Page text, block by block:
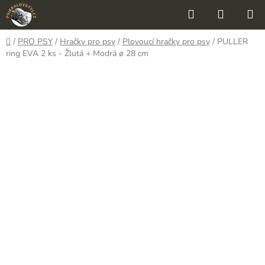
Přejít
na
obsah
Hledat
KOŠÍK
Domů
/ PRO PSY / Hračky pro psy / Plovoucí hračky pro psy / PULLER
ring EVA 2 ks - Žlutá + Modrá ø 28 cm